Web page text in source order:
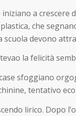
a
che
scuola devono
la felicità
sfoggiano
tentativo
lirico. Dopo